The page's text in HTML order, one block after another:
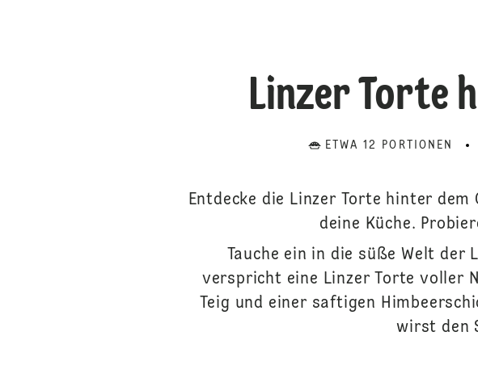
Linzer Torte
ETWA 12 PORTIONEN
Entdecke die Linzer Torte hinter
deine Küche.
Tauche ein in die süße Welt der
verspricht eine Linzer Torte voller
Teig und einer saftigen
wirst den